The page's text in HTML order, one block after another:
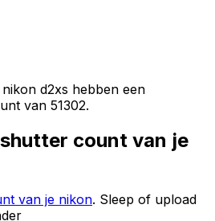
d2xs hebben een
van 51302.
count van je
van je nikon. Sleep of upload